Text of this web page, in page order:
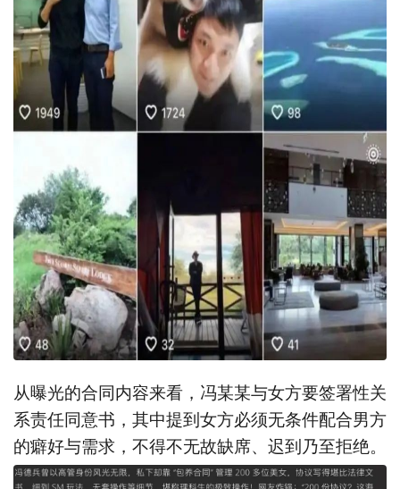
从曝光的合同内容来看，冯某某与女方要签署性关
系责任同意书，其中提到女方必须无条件配合男方
的癖好与需求，不得不无故缺席、迟到乃至拒绝。